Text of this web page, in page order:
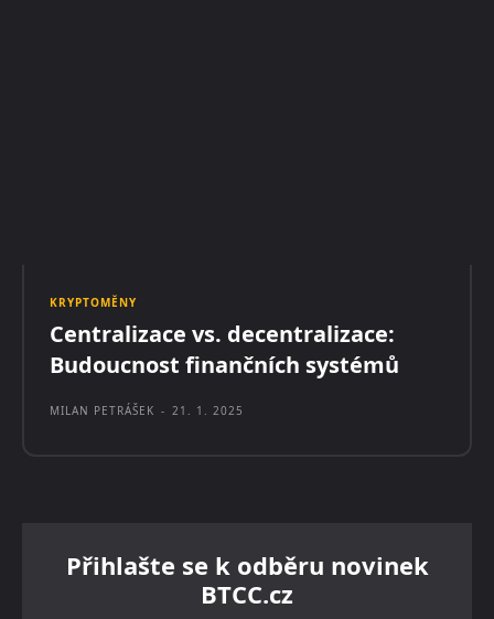
KRYPTOMĚNY
Centralizace vs. decentralizace:
Budoucnost finančních systémů
MILAN PETRÁŠEK - 21. 1. 2025
Přihlašte se k odběru novinek
BTCC.cz